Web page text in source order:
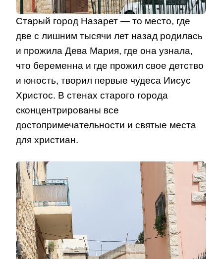
Старый город Назарет — то место, где
две с лишним тысячи лет назад родилась
и прожила Дева Мария, где она узнала,
что беременна и где прожил свое детство
и юность, творил первые чудеса Иисус
Христос. В стенах старого города
сконцентрированы все
достопримечательности и святые места
для христиан.